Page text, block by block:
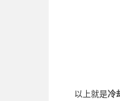
以上就是冷